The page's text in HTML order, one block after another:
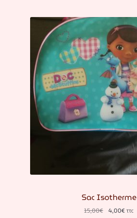
Sac Isotherme
15,00€ Le
4,00€Le
TTC